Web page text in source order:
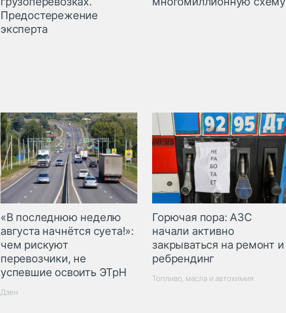
Предостережение
эксперта
«В последнюю неделю
августа начнётся суета!»:
чем рискуют
перевозчики, не
успевшие освоить ЭТрН
Дзен
Горючая пора: АЗС
начали активно
закрываться на ремонт и
ребрендинг
Топливо, масла и автохимия